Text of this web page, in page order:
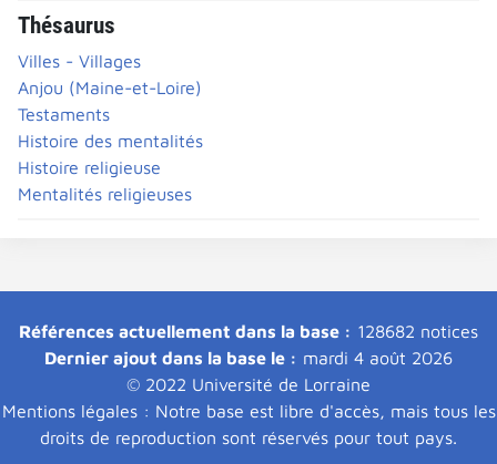
Thésaurus
Villes - Villages
Anjou (Maine-et-Loire)
Testaments
Histoire des mentalités
Histoire religieuse
Mentalités religieuses
Références actuellement dans la base : 128682 notices
Dernier ajout dans la base le : mardi 4 août 2026
© 2022 Université de Lorraine
Mentions légales : Notre base est libre d'accès, mais tous les
droits de reproduction sont réservés pour tout pays.